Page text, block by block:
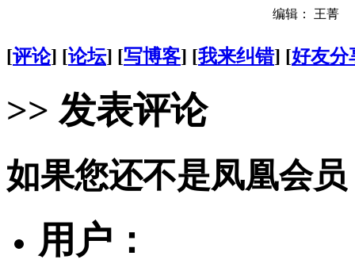
编辑： 王菁
[评论] [论坛] [写博客] [我来纠错] [好友分
>> 发表评论
如果您还不是凤凰会
用户：